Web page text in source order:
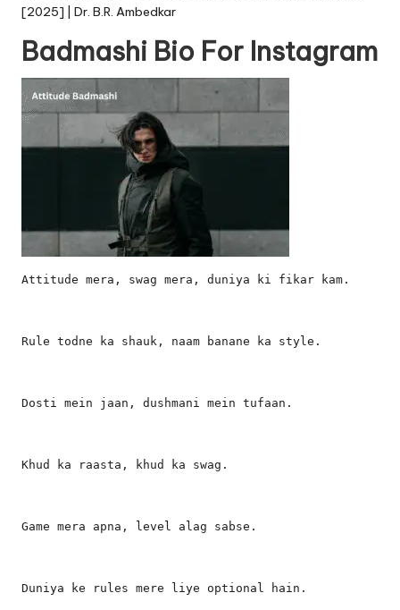
[2025] | Dr. B.R. Ambedkar
Badmashi Bio For Instagram
Attitude mera, swag mera, duniya ki fikar kam.
Rule todne ka shauk, naam banane ka style.
Dosti mein jaan, dushmani mein tufaan.
Khud ka raasta, khud ka swag.
Game mera apna, level alag sabse.
Duniya ke rules mere liye optional hain.